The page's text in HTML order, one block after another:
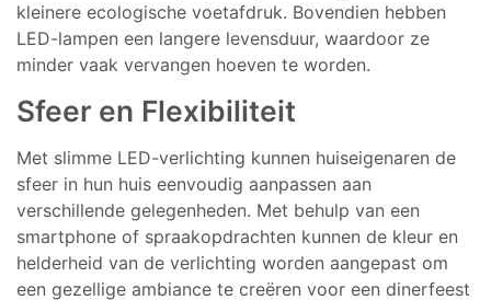
kleinere ecologische voetafdruk. Bovendien hebben
LED-lampen een langere levensduur, waardoor ze
minder vaak vervangen hoeven te worden.
Sfeer en Flexibiliteit
Met slimme LED-verlichting kunnen huiseigenaren de
sfeer in hun huis eenvoudig aanpassen aan
verschillende gelegenheden. Met behulp van een
smartphone of spraakopdrachten kunnen de kleur en
helderheid van de verlichting worden aangepast om
een gezellige ambiance te creëren voor een dinerfeest